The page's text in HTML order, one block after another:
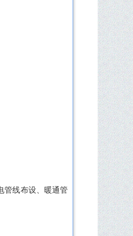
管线布设、暖通管